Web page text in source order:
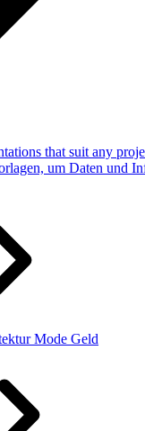
that suit any
um Daten und
Mode Geld